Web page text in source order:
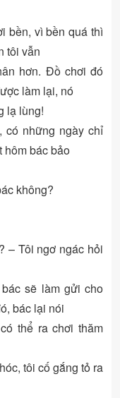
bền, vì bền quá thì
tôi vẫn
hơn. Đồ chơi đó
làm lại, nó
lạ lùng!
có những ngày chỉ
hôm bác bảo
không?
– Tôi ngơ ngác hỏi
sẽ làm gửi cho
bác lại nói
thể ra chơi thăm
tôi cố gắng tỏ ra